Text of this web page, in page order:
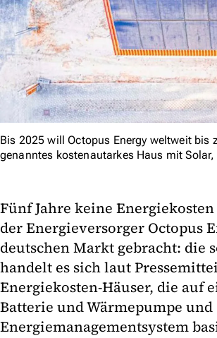
Bis 2025 will Octopus Energy weltweit bis
genanntes kostenautarkes Haus mit
Fünf Jahre keine
der Energieversorger Octopus
deutschen Markt gebracht: die
handelt es sich laut
Energiekosten-Häuser, die auf
Batterie und Wärmepumpe
Energiemanagementsystem